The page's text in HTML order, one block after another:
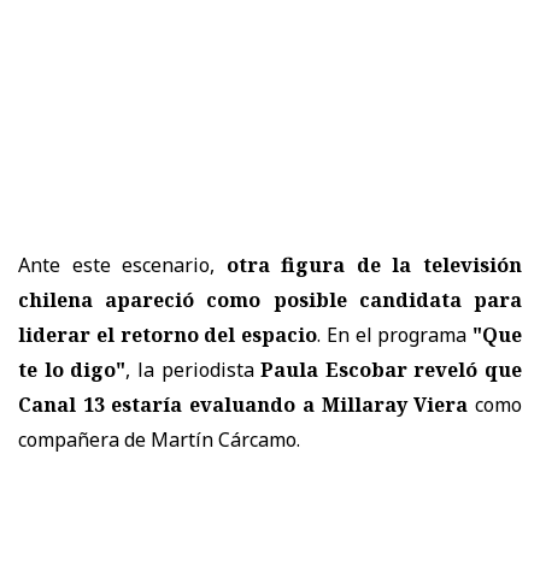
Ante este escenario, otra figura de la televisión
chilena apareció como posible candidata para
liderar el retorno del espacio. En el programa "Que
te lo digo", la periodistaPaula Escobar reveló que
Canal 13 estaría evaluando a Millaray Viera como
compañera de Martín Cárcamo.